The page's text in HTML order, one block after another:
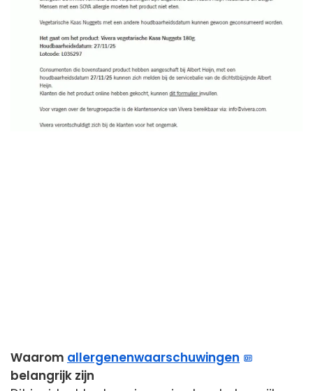
Waarom allergenenwaarschuwingen
belangrijk zijn